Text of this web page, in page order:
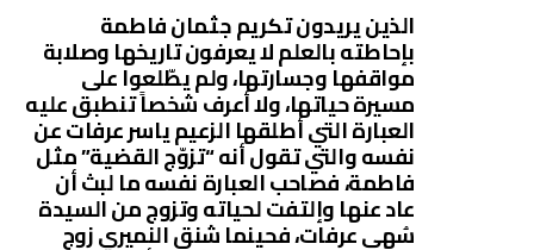
الذين يريدون تكريم جثمان فاطمة
بإحاطته بالعلم لا يعرفون تاريخها وصلابة
مواقفها وجسارتها، ولم يطّلعوا على
مسيرة حياتها، ولا أعرف شخصاً تنطبق عليه
العبارة التي أطلقها الزعيم ياسر عرفات عن
نفسه والتي تقول أنه “تزوّج القضية” مثل
فاطمة، فصاحب العبارة نفسه ما لبث أن
عاد عنها وإلتفت لحياته وتزوج من السيدة
سُهى عرفات، فحينما شنق النميري زوج